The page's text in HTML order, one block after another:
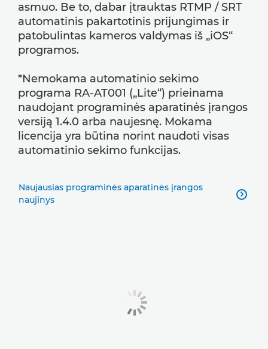
asmuo. Be to, dabar įtrauktas RTMP / SRT
automatinis pakartotinis prijungimas ir
patobulintas kameros valdymas iš „iOS“
programos.
*Nemokama automatinio sekimo
programa RA-AT001 („Lite“) prieinama
naudojant programinės aparatinės įrangos
versiją 1.4.0 arba naujesnę. Mokama
licencija yra būtina norint naudoti visas
automatinio sekimo funkcijas.
Naujausias programinės aparatinės įrangos
naujinys
